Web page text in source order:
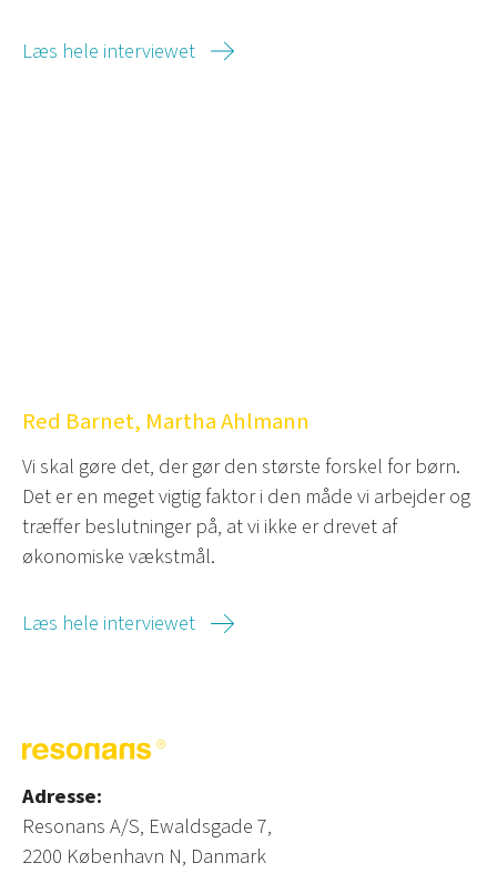
Læs hele interviewet
Red Barnet, Martha Ahlmann
Vi skal gøre det, der gør den største forskel for børn.
Det er en meget vigtig faktor i den måde vi arbejder og
træffer beslutninger på, at vi ikke er drevet af
økonomiske vækstmål.
Læs hele interviewet
Adresse:
Resonans A/S, Ewaldsgade 7,
2200 København N, Danmark